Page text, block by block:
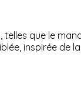
que le
inspirée de